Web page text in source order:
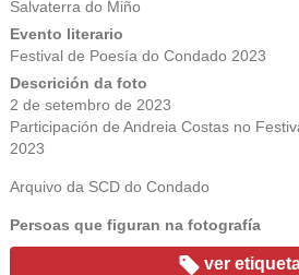
Salvaterra do Miño
Evento literario
Festival de Poesía do Condado 2023
Descrición da foto
2 de setembro de 2023
Participación de Andreia Costas no
2023
Arquivo da SCD do Condado
Persoas que figuran na fotografía
ver